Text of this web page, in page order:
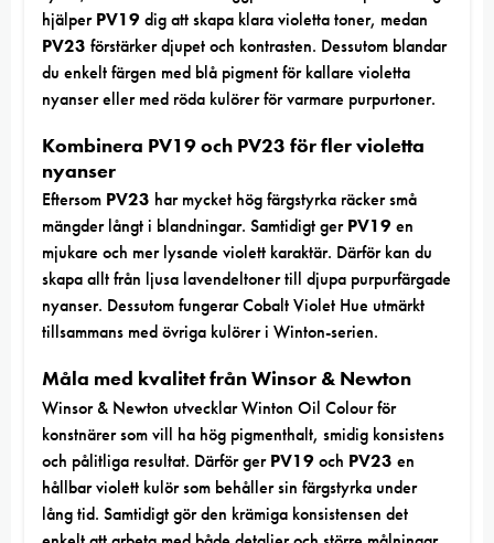
hjälperPV19dig att skapa klara violetta toner, medan
PV23 förstärker djupet och kontrasten. Dessutom blandar
du enkelt färgen med blå pigment för kallare violetta
nyanser eller med röda kulörer för varmare purpurtoner.
Kombinera PV19 och PV23 för fler violetta
nyanser
Eftersom PV23 har mycket hög färgstyrka räcker små
mängder långt i blandningar. Samtidigt gerPV19en
mjukare och mer lysande violett karaktär. Därför kan du
skapa allt från ljusa lavendeltoner till djupa purpurfärgade
nyanser. Dessutom fungerar Cobalt Violet Hue utmärkt
tillsammans med övriga kulörer i Winton-serien.
Måla med kvalitet från Winsor & Newton
Winsor & Newton utvecklar Winton Oil Colour för
konstnärer som vill ha hög pigmenthalt, smidig konsistens
och pålitliga resultat. Därför gerPV19och PV23 en
hållbar violett kulör som behåller sin färgstyrka under
lång tid. Samtidigt gör den krämiga konsistensen det